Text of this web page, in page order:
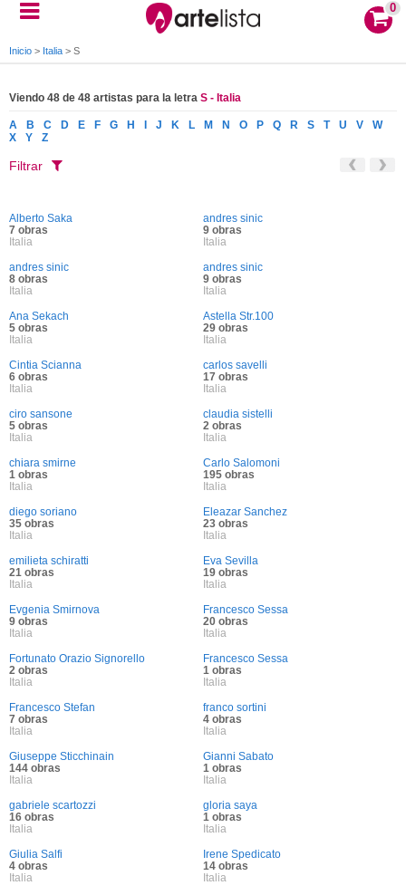
0
Inicio > Italia > S
Viendo 48 de 48 artistas para la letra S - Italia
A B C D E F G H J K L M N O P Q R S T U V
W
X
Y Z
Filtrar
Alberto Saka
7 obras
Italia
andres sinic
9 obras
Italia
andres sinic
8 obras
Italia
andres sinic
9 obras
Italia
Ana Sekach
5 obras
Italia
Astella Str.100
29 obras
Italia
Cintia Scianna
6 obras
Italia
carlos savelli
17 obras
Italia
ciro sansone
5 obras
Italia
claudia sistelli
2 obras
Italia
chiara smirne
1 obras
Italia
Carlo Salomoni
195 obras
Italia
diego soriano
35 obras
Italia
Eleazar Sanchez
23 obras
Italia
emilieta schiratti
21 obras
Italia
Eva Sevilla
19 obras
Italia
Evgenia Smirnova
9 obras
Italia
Francesco Sessa
20 obras
Italia
Fortunato Orazio Signorello
2 obras
Italia
Francesco Sessa
1 obras
Italia
Francesco Stefan
7 obras
Italia
franco sortini
4 obras
Italia
Giuseppe Sticchinain
144 obras
Italia
Gianni Sabato
1 obras
Italia
gabriele scartozzi
16 obras
Italia
gloria saya
1 obras
Italia
Giulia Salfi
4 obras
Italia
Irene Spedicato
14 obras
Italia